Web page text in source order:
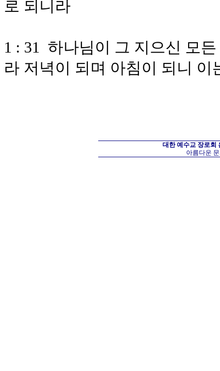
로 되니라
1 : 31 하나님이 그 지으신 모
라 저녁이 되며 아침이 되니 이
대한 예수교 장로회
아름다운